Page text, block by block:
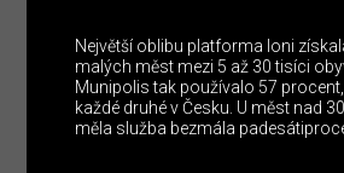
Největší oblibu platforma loni
malých měst mezi 5 až 30 tisíci
Munipolis tak používalo 57
každé druhé v Česku. U měst nad
měla služba bezmála